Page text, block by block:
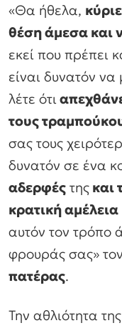
«Θα ήθελα,
θέση άμεσα και
εκεί που πρέπει
είναι δυνατόν να
λέτε ότι
τους
σας τους
δυνατόν σε ένα
αδερφές της και
κρατική αμέλεια
αυτόν τον τρόπο
φρουράς σας»
πατέρας.
Την αθλιότητα της